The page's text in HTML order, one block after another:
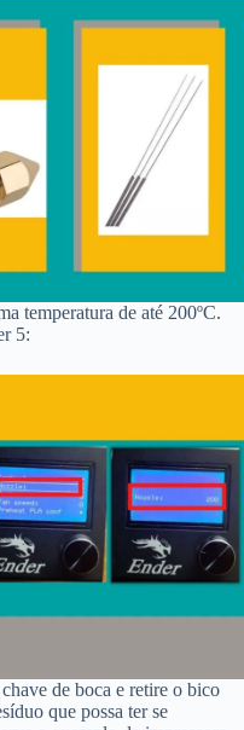
temperatura de até 200ºC.
5:
de boca e retire o bico
que possa ter se